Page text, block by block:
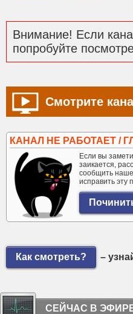
Внимание! Если
попробуйте
Смотрите
КАНАЛ НЕ РАБОТАЕТ /
Если вы
заикается,
сообщить
исправить эту
Как смотреть? –
СЕЙЧАС В